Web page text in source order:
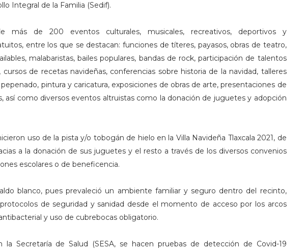
Integral de la Familia (Sedif).
más de 200 eventos culturales, musicales, recreativos, deportivos y
entre los que se destacan: funciones de títeres, payasos, obras de teatro,
malabaristas, bailes populares, bandas de rock, participación de talentos
de recetas navideñas, conferencias sobre historia de la navidad, talleres
pintura y caricatura, exposiciones de obras de arte, presentaciones de
así como diversos eventos altruistas como la donación de juguetes y adopción
uso de la pista y/o tobogán de hielo en la Villa Navideña Tlaxcala 2021, de
a la donación de sus juguetes y el resto a través de los diversos convenios
escolares o de beneficencia.
blanco, pues prevaleció un ambiente familiar y seguro dentro del recinto,
de seguridad y sanidad desde el momento de acceso por los arcos
y uso de cubrebocas obligatorio.
la Secretaría de Salud (SESA, se hacen pruebas de detección de Covid-19